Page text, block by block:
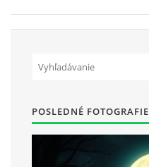
POSLEDNÉ FOTOGRAFIE